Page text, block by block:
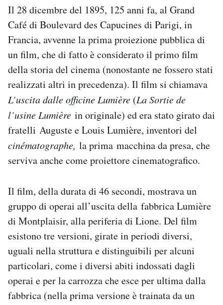
I MIEI PREFERITI
SHOP
CALENDARIO
AREA PERSONALE
Area Personale
Newsletter
Notifiche mobile
Regala il Post
Esci
Il 28 dicembre del 1895, 125 anni fa, al Grand
Café di Boulevard des Capucines di Parigi, in
Francia, avvenne la prima proiezione pubblica di
un film, che di fatto è considerato il primo film
della storia del cinema (nonostante ne fossero stati
realizzati altri in precedenza). Il film si chiamava
L’uscita dalle officine Lumière (La Sortie de
l’usine Lumière in originale) ed era stato girato dai
fratelli Auguste e Louis Lumière, inventori del
cinématographe, la prima macchina da presa, che
serviva anche come proiettore cinematografico.
Il film, della durata di 46 secondi, mostrava un
gruppo di operai all’uscita della fabbrica Lumière
di Montplaisir, alla periferia di Lione. Del film
esistono tre versioni, girate in periodi diversi,
uguali nella struttura e distinguibili per alcuni
particolari, come i diversi abiti indossati dagli
operai e per la carrozza che esce per ultima dalla
fabbrica (nella prima versione è trainata da un